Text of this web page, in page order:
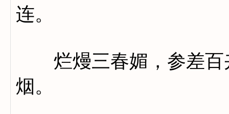
连。
烂熳三春媚，参差百
烟。